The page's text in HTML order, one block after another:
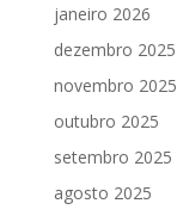
janeiro 2026
dezembro 2025
novembro 2025
outubro 2025
setembro 2025
agosto 2025